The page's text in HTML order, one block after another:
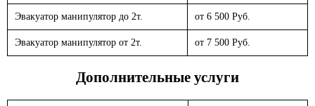
Эвакуатор манипулятор до 2т. от 6 500 Руб.
Эвакуатор манипулятор от 2т. от 7 500 Руб.
Дополнительные услуги